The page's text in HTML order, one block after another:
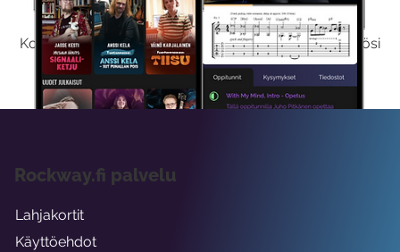
Kokeilemalla ilmaiseksi saat koko sisältömme käyttöösi
viikon ajaksi.
Rockway.fi palvelu
Lahjakortit
Käyttöehdot